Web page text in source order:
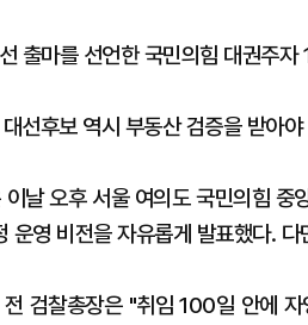
출마를 선언한 국민의힘 대권주
선후보 역시 부동산 검증을 받아
날 오후 서울 여의도 국민의힘
운영 비전을 자유롭게 발표했다.
검찰총장은 "취임 100일 안에